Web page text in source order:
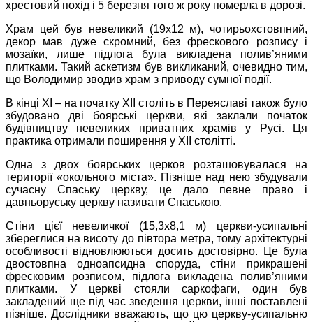
хрестовий похід і 5 березня того ж року померла в дорозі.
Храм цей був невеликий (19х12 м), чотирьохстовпний,
декор мав дуже скромний, без фрескового розпису і
мозаїки, лише підлога була викладена полив’яними
плитками. Такий аскетизм був викликаний, очевидно тим,
що Володимир зводив храм з приводу сумної події.
В кінці ХІ – на початку ХІІ століть в Переяславі також було
збудовано дві боярські церкви, які заклали початок
будівництву невеликих приватних храмів у Русі. Ця
практика отримали поширення у ХІІ столітті.
Одна з двох боярських церков розташовувалася на
території «окольного міста». Пізніше над нею збудували
сучасну Спаську церкву, це дало певне право і
давньоруську церкву називати Спаською.
Стіни цієї невеличкої (15,3х8,1 м) церкви-усипальні
збереглися на висоту до півтора метра, тому архітектурні
особливості відновлюються досить достовірно. Це була
двостовпна одноапсидна споруда, стіни прикрашені
фресковим розписом, підлога викладена полив’яними
плитками. У церкві стояли саркофаги, один був
закладений ще під час зведення церкви, інші поставлені
пізніше. Дослідники вважають, що цю церкву-усипальню